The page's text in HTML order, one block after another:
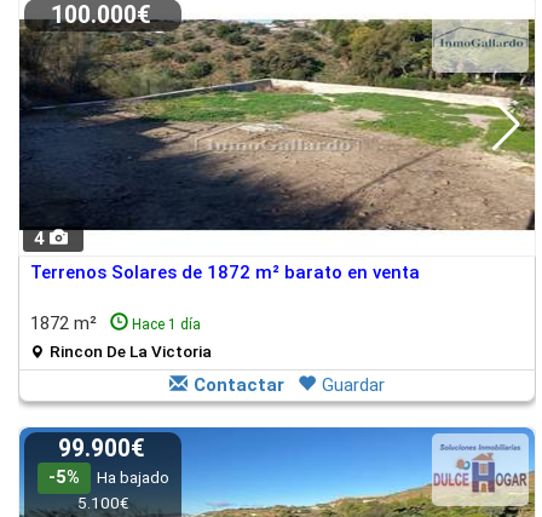
4
100.000€
Terrenos Solares de 1872 m² barato en venta
1872 m² Hace 1 día
Rincon De La Victoria
Contactar Guardar
99.900€
-5%
Ha bajado
5.100€